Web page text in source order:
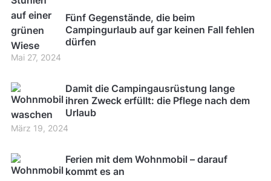
Fünf Gegenstände, die beim
Campingurlaub auf gar keinen Fall fehlen
dürfen
Mai 27, 2024
Damit die Campingausrüstung lange
ihren Zweck erfüllt: die Pflege nach dem
Urlaub
März 19, 2024
Ferien mit dem Wohnmobil – darauf
kommt es an